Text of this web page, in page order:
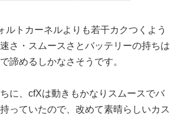
ルトカーネルよりも若干カクつくよう
さ・スムースさとバッテリーの持ちは
諦めるしかなさそうです。
に、cfXは動きもかなりスムースでバ
っていたので、改めて素晴らしいカス